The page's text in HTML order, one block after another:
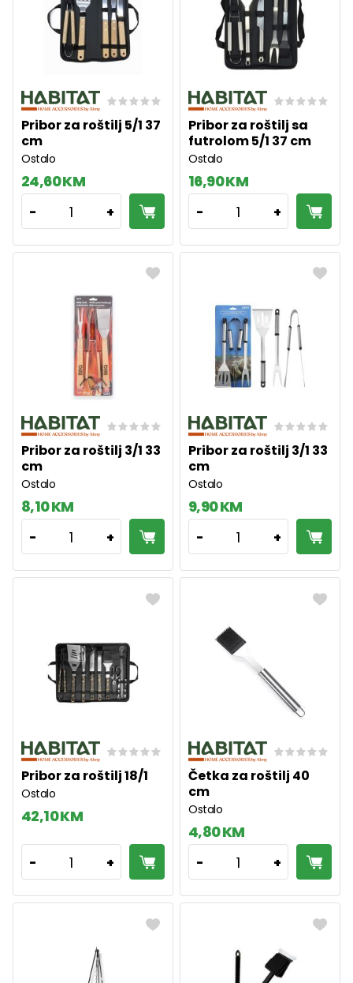
Pribor za roštilj 5/1 37
cm
Ostalo
24,60 KM
- 1 +
Pribor za roštilj sa
futrolom 5/1 37 cm
Ostalo
16,90 KM
- 1 +
Pribor za roštilj 3/1 33
cm
Ostalo
8,10 KM
- 1 +
Pribor za roštilj 3/1 33
cm
Ostalo
9,90 KM
- 1 +
Pribor za roštilj 18/1
Ostalo
42,10 KM
- 1 +
Četka za roštilj 40
cm
Ostalo
4,80 KM
- 1 +